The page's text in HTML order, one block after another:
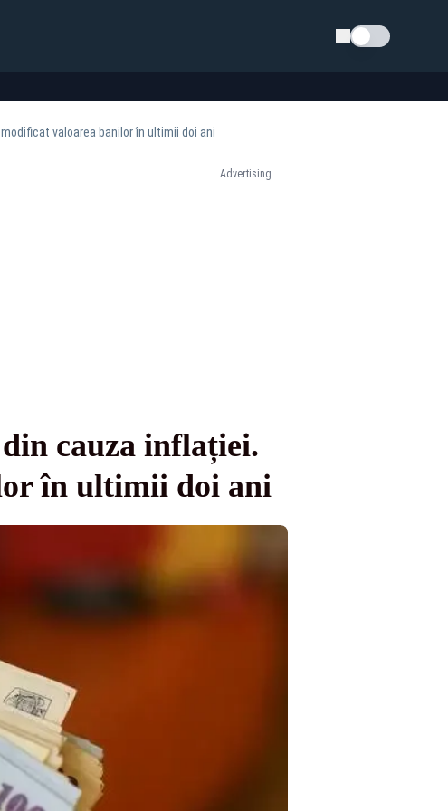
Schimba tema
valoarea banilor în ultimii doi ani
Advertising
cauza inflației.
în ultimii doi ani